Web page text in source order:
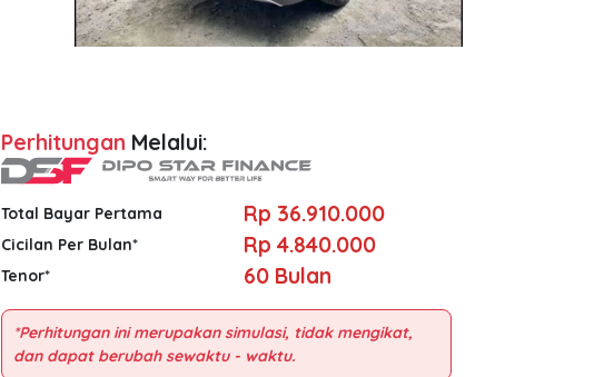
Perhitungan Melalui:
Total Bayar Pertama Rp 36.910.000
Cicilan Per Bulan* Rp 4.840.000
Tenor* 60Bulan
*Perhitungan ini merupakan simulasi, tidak mengikat,